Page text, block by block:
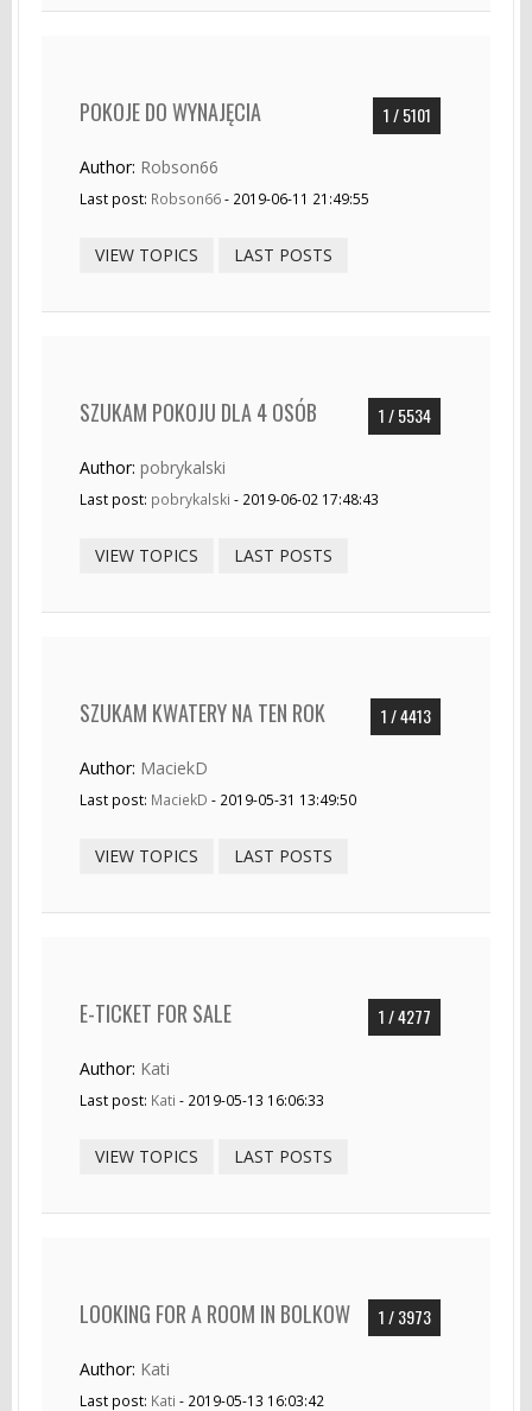
1 / 5101
POKOJE DO WYNAJĘCIA
Author: Robson66
Last post: Robson66- 2019-06-11 21:49:55
VIEW TOPICS LAST POSTS
1 / 5534
SZUKAM POKOJU DLA 4 OSÓB
Author: pobrykalski
Last post: pobrykalski - 2019-06-02 17:48:43
VIEW TOPICS LAST POSTS
1 / 4413
SZUKAM KWATERY NA TEN ROK
Author: MaciekD
Last post: MaciekD - 2019-05-31 13:49:50
VIEW TOPICS LAST POSTS
1 / 4277
E-TICKET FOR SALE
Author: Kati
Last post: Kati - 2019-05-13 16:06:33
VIEW TOPICS LAST POSTS
1 / 3973
LOOKING FOR A ROOM IN BOLKOW
Author: Kati
Last post: Kati - 2019-05-13 16:03:42